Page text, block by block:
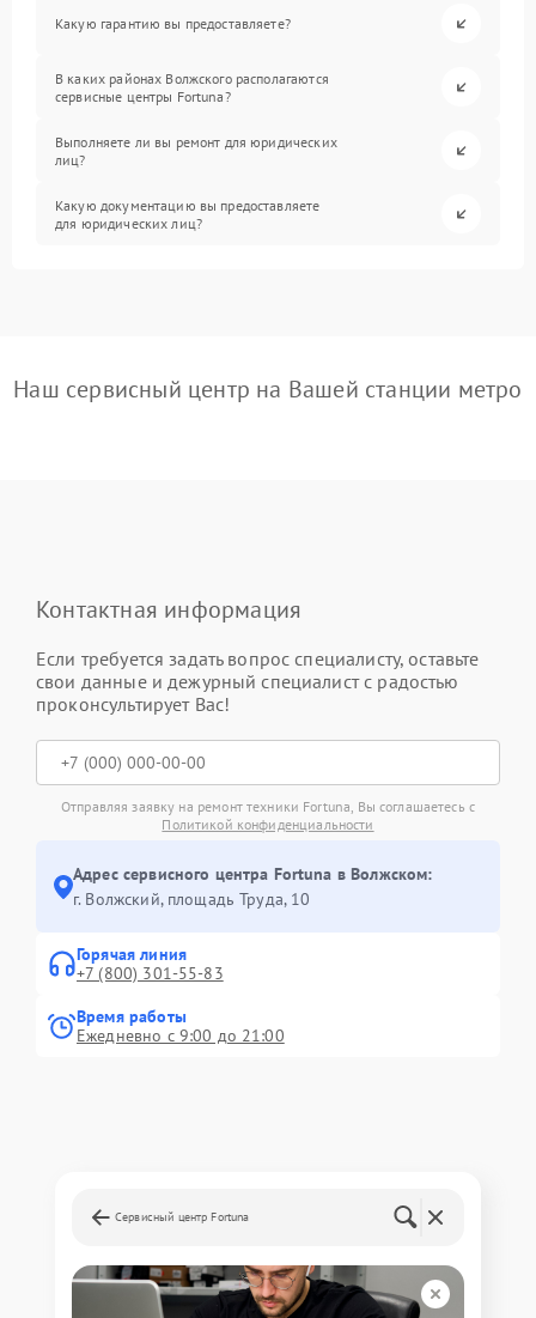
Какую гарантию вы предоставляете?
В каких районах Волжского располагаются
сервисные центры Fortuna?
Выполняете ли вы ремонт для юридических
лиц?
Какую документацию вы предоставляете
для юридических лиц?
Наш сервисный центр на Вашей станции метро
Контактная информация
Если требуется задать вопрос специалисту, оставьте
свои данные и дежурный специалист с радостью
проконсультирует Вас!
Отправляя заявку на ремонт техники Fortuna, Вы соглашаетесь с
Политикой конфиденциальности
Адрес сервисного центра Fortuna в Волжском:
г. Волжский, площадь Труда, 10
Горячая линия
+7 (800) 301-55-83
Время работы
Ежедневно с 9:00 до 21:00
Сервисный центр Fortuna